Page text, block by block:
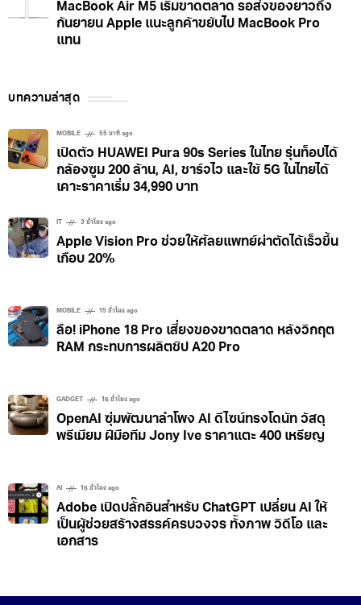
MacBook Air M5 เริ่มขาดตลาด รอส่งของยาวถึง
กันยายน Apple แนะลูกค้าขยับไป MacBook Pro
แทน
บทความล่าสุด
MOBILE 55 นาที ago
เปิดตัว HUAWEI Pura 90s Series ในไทย รุ่นท็อปได้
กล้องซูม 200 ล้าน, AI, ชาร์จไว และใช้ 5G ในไทยได้
เคาะราคาเริ่ม 34,990 บาท
3 ชั่วโมง ago
Apple Vision Pro ช่วยให้ศัลยแพทย์ผ่าตัดได้เร็วขึ้น
เกือบ 20%
MOBILE 15 ชั่วโมง ago
ลือ! iPhone 18 Pro เสี่ยงของขาดตลาด หลังวิกฤต
RAM กระทบการผลิตชิป A20 Pro
GADGET 16 ชั่วโมง ago
OpenAI ซุ่มพัฒนาลำโพง AI ดีไซน์ทรงโดนัท วัสดุ
พรีเมียม ฝีมือทีม Jony Ive ราคาแตะ 400 เหรียญ
AI 16 ชั่วโมง ago
Adobe เปิดปลั๊กอินสำหรับ ChatGPT เปลี่ยน AI ให้
เป็นผู้ช่วยสร้างสรรค์ครบวงจร ทั้งภาพ วิดีโอ และ
เอกสาร